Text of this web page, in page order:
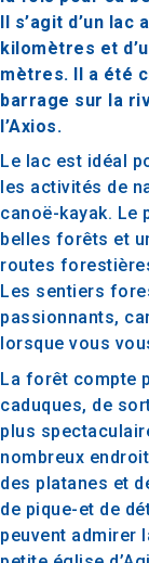
Il s’agit d’un
kilomètres et
mètres. Il a été
barrage sur la
l’Axios.
Le lac est idéal
les activités de
canoë-kayak. Le
belles forêts et
routes
Les sentiers
passionnants,
lorsque vous
La forêt compte
caduques, de
plus
nombreux
des platanes et
de pique-et de
peuvent admirer